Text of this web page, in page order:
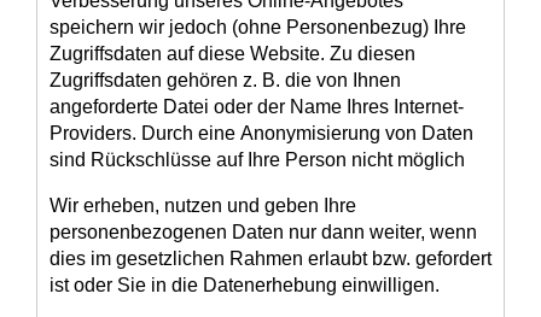
speichern wir jedoch (ohne Personenbezug) Ihre
Zugriffsdaten auf diese Website. Zu diesen
Zugriffsdaten gehören z. B. die von Ihnen
angeforderte Datei oder der Name Ihres Internet-
Providers. Durch eine Anonymisierung von Daten
sind Rückschlüsse auf Ihre Person nicht möglich
Wir erheben, nutzen und geben Ihre
personenbezogenen Daten nur dann weiter, wenn
dies im gesetzlichen Rahmen erlaubt bzw. gefordert
ist oder Sie in die Datenerhebung einwilligen.